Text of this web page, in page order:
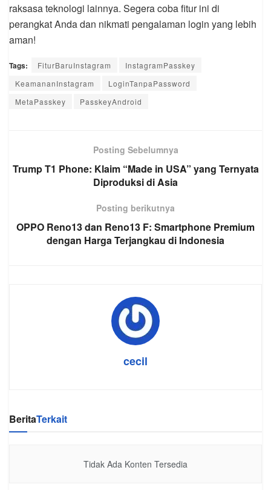
raksasa teknologi lainnya. Segera coba fitur ini di
perangkat Anda dan nikmati pengalaman login yang lebih
aman!
Tags: FiturBaruInstagram
InstagramPasskey
KeamananInstagram
LoginTanpaPassword
MetaPasskey
PasskeyAndroid
Posting Sebelumnya
Trump T1 Phone: Klaim “Made in USA” yang Ternyata
Diproduksi di Asia
Posting berikutnya
OPPO Reno13 dan Reno13 F: Smartphone Premium
dengan Harga Terjangkau di Indonesia
cecil
BeritaTerkait
Tidak Ada Konten Tersedia